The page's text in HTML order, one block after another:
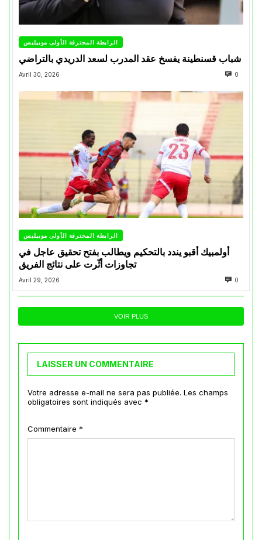
الرابطة المحترفة الأولى موبيليس
شباب قسنطينة يفسخ عقد المدرب لسعد الدريدي بالتراضي
Avril 30, 2026 0
الرابطة المحترفة الأولى موبيليس
أولمبيك أقبو يندد بالتحكيم ويطالب بفتح تحقيق عاجل في
تجاوزات أثّرت على نتائج الفريق
Avril 29, 2026 0
VOIR PLUS
LAISSER UN COMMENTAIRE
Votre adresse e-mail ne sera pas publiée. Les champs
obligatoires sont indiqués avec *
Commentaire *